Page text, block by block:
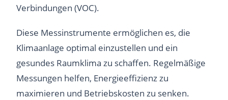
Verbindungen (VOC).
Diese Messinstrumente ermöglichen es, die
Klimaanlage optimal einzustellen und ein
gesundes Raumklima zu schaffen. Regelmäßige
Messungen helfen, Energieeffizienz zu
maximieren und Betriebskosten zu senken.